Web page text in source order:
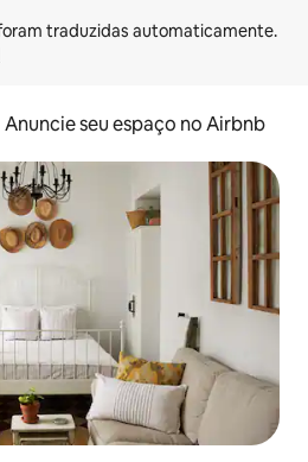
Anuncie seu espaço no Airbnb